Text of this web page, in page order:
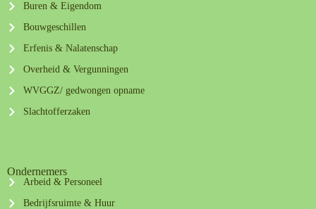
Buren & Eigendom
Bouwgeschillen
Erfenis & Nalatenschap
Overheid & Vergunningen
WVGGZ/ gedwongen opname
Slachtofferzaken
Ondernemers
Arbeid & Personeel
Bedrijfsruimte & Huur